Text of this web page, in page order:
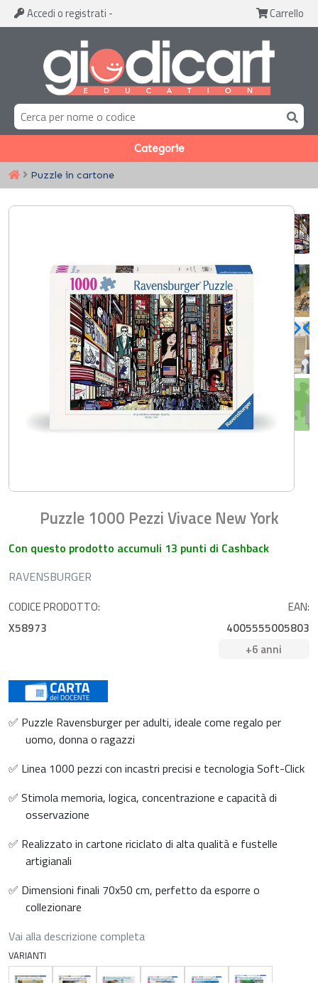
Accedi o registrati - Carrello
Categorie
Puzzle in cartone
Puzzle 1000 Pezzi Vivace New York
Con questo prodotto accumuli 13 punti di Cashback
RAVENSBURGER
CODICE PRODOTTO:
X58973
EAN:
4005555005803
+6 anni
✅ Puzzle Ravensburger per adulti, ideale come regalo per
uomo, donna o ragazzi
✅ Linea 1000 pezzi con incastri precisi e tecnologia Soft-Click
✅ Stimola memoria, logica, concentrazione e capacità di
osservazione
✅ Realizzato in cartone riciclato di alta qualità e fustelle
artigianali
✅ Dimensioni finali 70x50 cm, perfetto da esporre o
collezionare
Vai alla descrizione completa
VARIANTI